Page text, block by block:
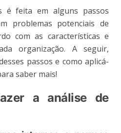
é feita em alguns passos
problemas potenciais de
com as características e
organização. A seguir,
passos e como aplicá-
saber mais!
a análise de